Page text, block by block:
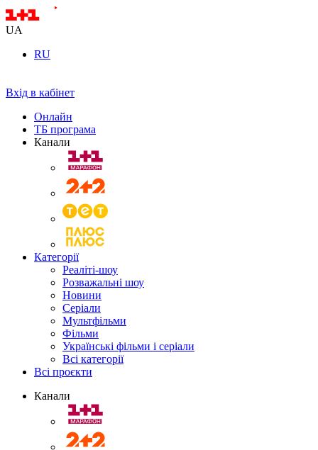
UA
RU
Вхід в кабінет
Онлайн
ТБ програма
Канали
Категорії
Реаліті-шоу
Розважальні шоу
Новини
Серіали
Мультфільми
Фільми
Українські фільми і серіали
Всі категорії
Всі проєкти
Канали